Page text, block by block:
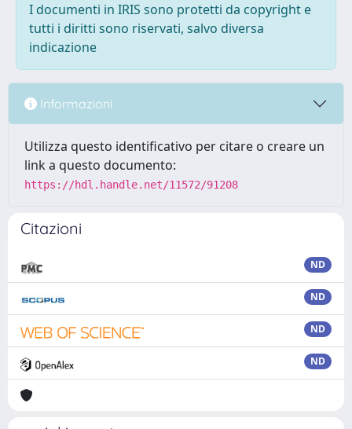
I documenti in IRIS sono protetti da copyright e
tutti i diritti sono riservati, salvo diversa
indicazione
Informazioni
Utilizza questo identificativo per citare o creare un
link a questo documento:
https://hdl.handle.net/11572/91208
Citazioni
ND
ND
ND
ND